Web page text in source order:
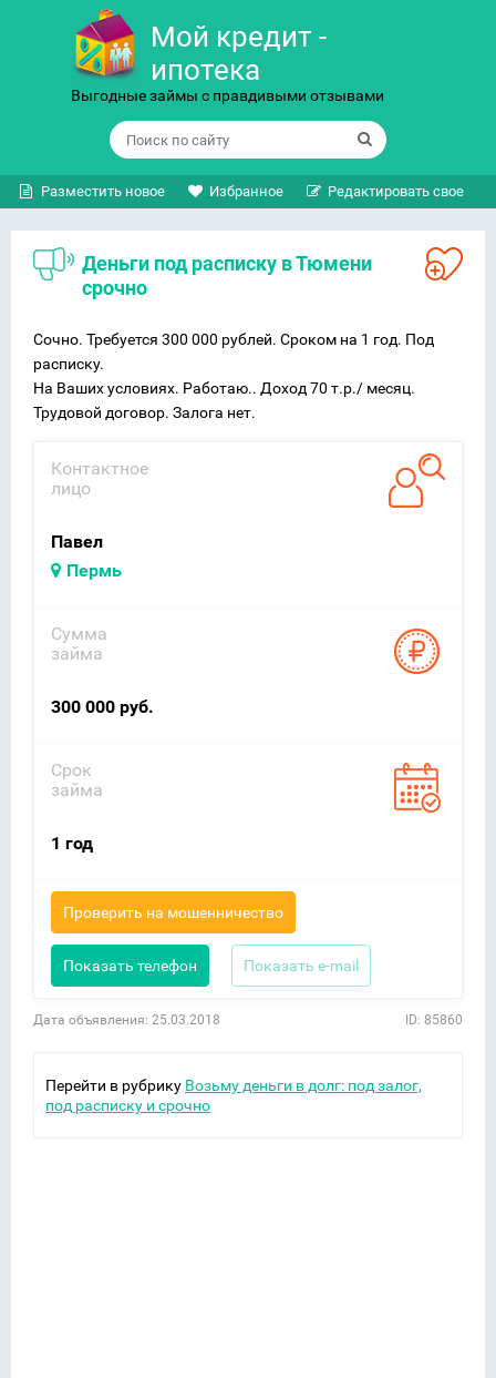
Мой кредит -
ипотека
Выгодные займы с правдивыми отзывами
Разместить новое Избранное Редактировать свое
Деньги под расписку в Тюмени
срочно
Сочно. Требуется 300 000 рублей. Сроком на 1 год. Под
расписку.
На Ваших условиях. Работаю.. Доход 70 т.р./ месяц.
Трудовой договор. Залога нет.
Контактное
лицо
Павел
Пермь
Сумма
займа
300 000 руб.
Срок
займа
1 год
Проверить на мошенничество
Показать телефон Показать e-mail
Дата объявления: 25.03.2018 ID: 85860
Перейти в рубрику Возьму деньги в долг: под залог,
под расписку и срочно